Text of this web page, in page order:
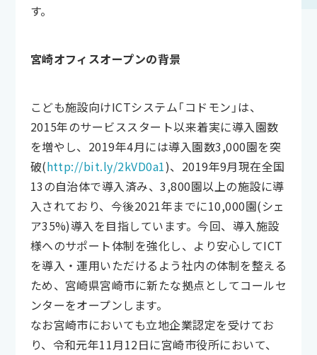
す。
宮崎オフィスオープンの背景
こども施設向けICTシステム「コドモン」は、
2015年のサービススタート以来着実に導入園数
を増やし、2019年4月には導入園数3,000園を突
破(http://bit.ly/2kVD0a1)、2019年9月現在全国
13の自治体で導入済み、3,800園以上の施設に導
入されており、今後2021年までに10,000園(シェ
ア35%)導入を目指しています。今回、導入施設
様へのサポート体制を強化し、より安心してICT
を導入・運用いただけるよう社内の体制を整える
ため、宮崎県宮崎市に新たな拠点としてコールセ
ンターをオープンします。
なお宮崎市においても立地企業認定を受けてお
り、令和元年11月12日に宮崎市役所において、